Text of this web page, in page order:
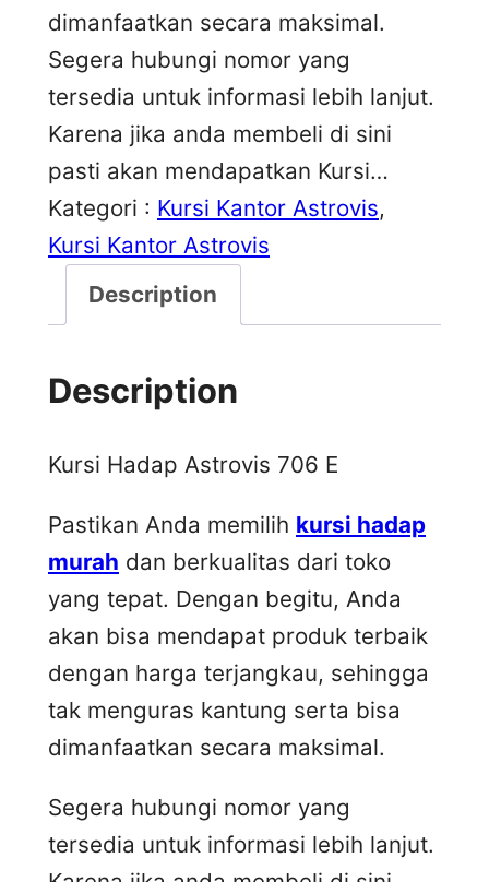
dimanfaatkan secara maksimal.
Segera hubungi nomor yang
tersedia untuk informasi lebih lanjut.
Karena jika anda membeli di sini
pasti akan mendapatkan Kursi…
Kategori : Kursi Kantor Astrovis
Kursi Kantor Astrovis
Description
Description
Kursi Hadap Astrovis 706 E
Pastikan Anda memilih kursi hadap
murah dan berkualitas dari toko
yang tepat. Dengan begitu, Anda
akan bisa mendapat produk terbaik
dengan harga terjangkau, sehingga
tak menguras kantung serta bisa
dimanfaatkan secara maksimal.
Segera hubungi nomor yang
tersedia untuk informasi lebih lanjut.